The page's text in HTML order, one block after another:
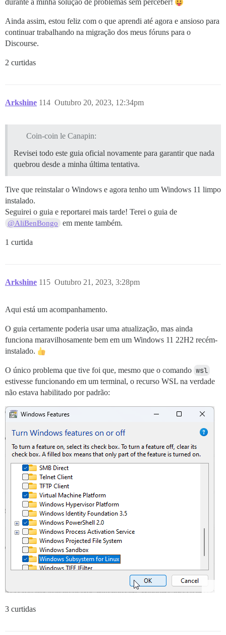
Ainda assim, estou feliz com o que aprendi até agora e ansioso para
continuar trabalhando na migração dos meus fóruns para o
Discourse.
2 curtidas
Arkshine Outubro 20, 2023, 12:34pm
114
Coin-coin le Canapin:
Revisei todo este guia oficial novamente para garantir que nada
quebrou desde a minha última tentativa.
Tive que reinstalar o Windows e agora tenho um Windows 11 limpo
instalado.
Seguirei o guia e reportarei mais tarde! Terei o guia de
@AliBenBongo em mente também.
1 curtida
Arkshine Outubro 21, 2023, 3:28pm
115
Aqui está um acompanhamento.
O guia certamente poderia usar uma atualização, mas ainda
funciona maravilhosamente bem em um Windows 11 22H2 recém-
instalado.
O único problema que tive foi que, mesmo que o comando wsl
estivesse funcionando em um terminal, o recurso WSL na verdade
não estava habilitado por padrão:
3 curtidas